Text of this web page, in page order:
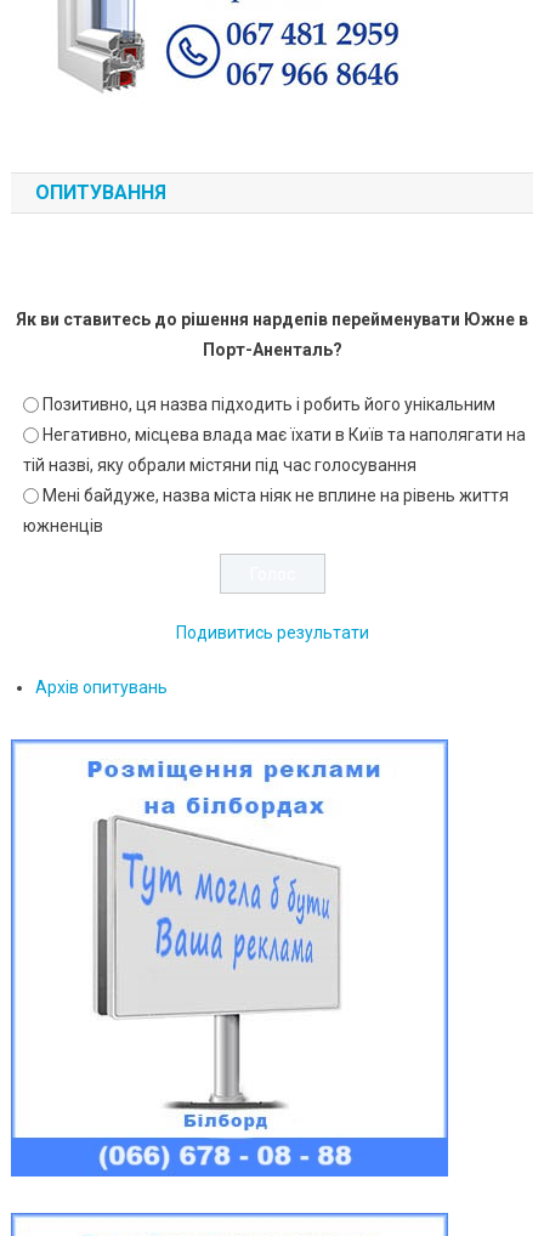
ОПИТУВАННЯ
Як ви ставитесь до рішення нардепів перейменувати Южне в
Порт-Аненталь?
Позитивно, ця назва підходить і робить його унікальним
Негативно, місцева влада має їхати в Київ та наполягати на
тій назві, яку обрали містяни під час голосування
Мені байдуже, назва міста ніяк не вплине на рівень життя
южненців
Подивитись результати
Архів опитувань